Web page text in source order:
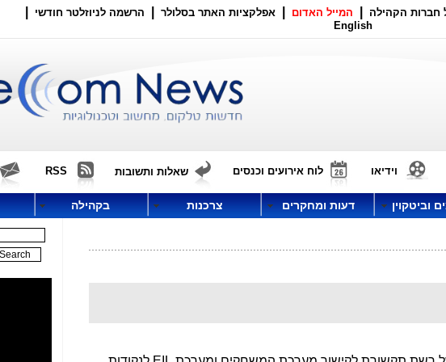
חברות הקהילה המייל האדום אפלקציות האתר בסלולר הרשמה לניוזלטר חודשי
English
וידיאו לוח אירועים וכנסים שאלות ותשובות RSS
וביטקוין דעות ומחקרים צרכנות בקהילה